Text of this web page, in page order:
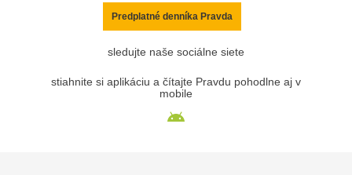
Predplatné denníka Pravda
sledujte naše sociálne siete
stiahnite si aplikáciu a čítajte Pravdu pohodlne aj v
mobile